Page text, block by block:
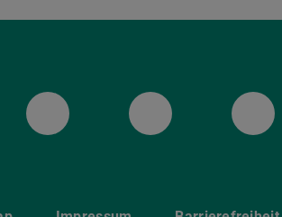
ULB BlueskyULB